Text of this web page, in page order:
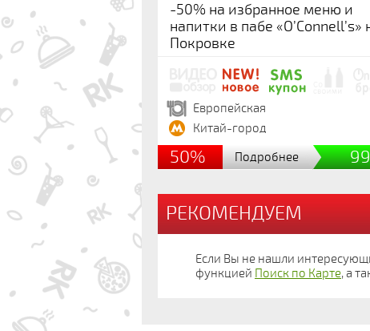
-50% на избранное меню и
напитки в пабе «O’Connell’s»
Покровке
Европейская
Китай-город
50% Подробнее
РЕКОМЕНДУЕМ
Если Вы не нашли
функцией Поиск по Карте, а